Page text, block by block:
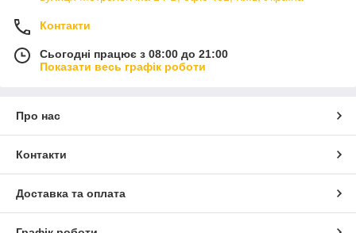
Контакти
Сьогодні працює з 08:00 до 21:00
Показати весь графік роботи
Про нас
Контакти
Доставка та оплата